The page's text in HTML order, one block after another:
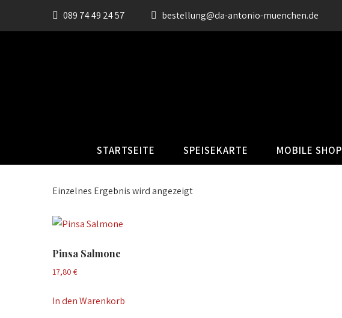
089 74 49 24 57 bestellung@da-antonio-muenchen.de
STARTSEITE SPEISEKARTE MOBILE SHOP
Einzelnes Ergebnis wird angezeigt
Pinsa Salmone
17,80 €
In den Warenkorb